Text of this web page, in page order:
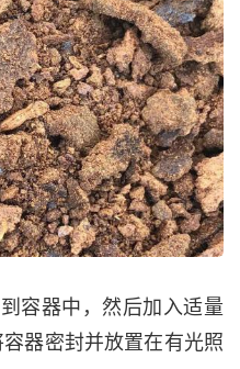
容器中，然后加入适量
器密封并放置在有光照